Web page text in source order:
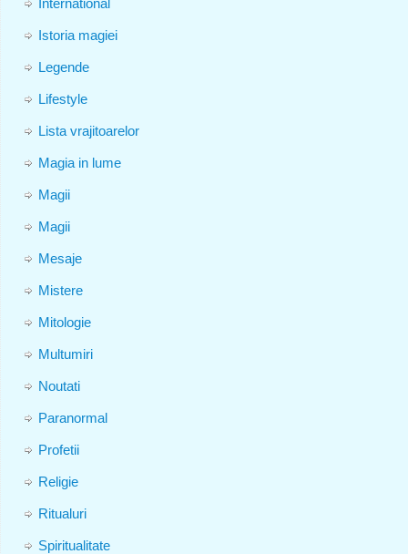
Istoria magiei
Legende
Lifestyle
Lista vrajitoarelor
Magia in lume
Magii
Magii
Mesaje
Mistere
Mitologie
Multumiri
Noutati
Paranormal
Profetii
Religie
Ritualuri
Spiritualitate